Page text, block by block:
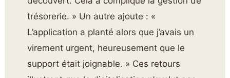
trésorerie. » Un autre ajoute : «
L’application a planté alors que j’avais un
virement urgent, heureusement que le
support était joignable. » Ces retours